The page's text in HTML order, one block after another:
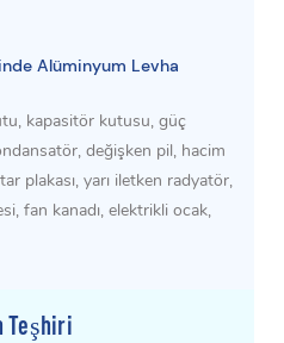
Alüminyum Levha
kapasitör kutusu, güç
değişken pil, hacim
plakası, yarı iletken radyatör,
fan kanadı, elektrikli ocak,
Teşhiri